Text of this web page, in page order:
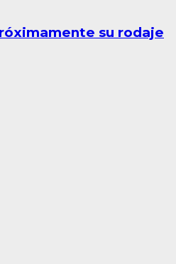
su rodaje